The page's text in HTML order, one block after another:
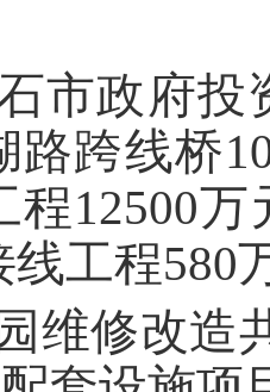
石市政府
路跨线桥
程12500
工程580
园维修改